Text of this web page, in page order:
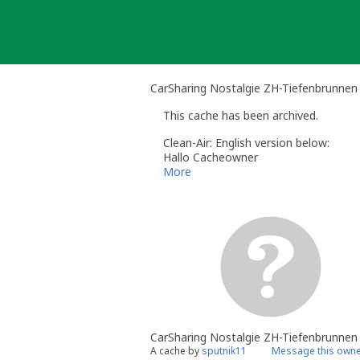
CarSharing Nostalgie ZH-
This cache has been archived.
Clean-Air: English version below:
Hallo Cacheowner
Dieser Cache wird archiviert, weil er
ACHTUNG: Bei Rückfragen
Hi cacheowner
This cache is archived because it
Best regards
Clean-Air / Cache Reaper
Note: If you have any questions,
Log created by TheGrimReaper GSAK
More
CarSharing Nostalgie ZH-
A cache by sputnik11 Message this